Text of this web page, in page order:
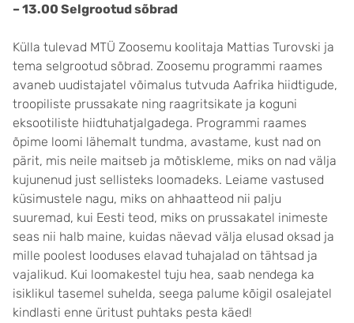
– 13.00 Selgrootud sõbrad
Külla tulevad MTÜ Zoosemu koolitaja Mattias Turovski ja
tema selgrootud sõbrad. Zoosemu programmi raames
avaneb uudistajatel võimalus tutvuda Aafrika hiidtigude,
troopiliste prussakate ning raagritsikate ja koguni
eksootiliste hiidtuhatjalgadega. Programmi raames
õpime loomi lähemalt tundma, avastame, kust nad on
pärit, mis neile maitseb ja mõtiskleme, miks on nad välja
kujunenud just sellisteks loomadeks. Leiame vastused
küsimustele nagu, miks on ahhaatteod nii palju
suuremad, kui Eesti teod, miks on prussakatel inimeste
seas nii halb maine, kuidas näevad välja elusad oksad ja
mille poolest looduses elavad tuhajalad on tähtsad ja
vajalikud. Kui loomakestel tuju hea, saab nendega ka
isiklikul tasemel suhelda, seega palume kõigil osalejatel
kindlasti enne üritust puhtaks pesta käed!